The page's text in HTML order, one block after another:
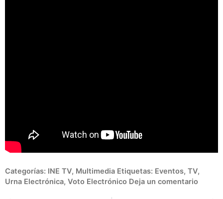
Categorías: INE TV, Multimedia Etiquetas: Eventos, TV,
Urna Electrónica, Voto Electrónico Deja un comentario